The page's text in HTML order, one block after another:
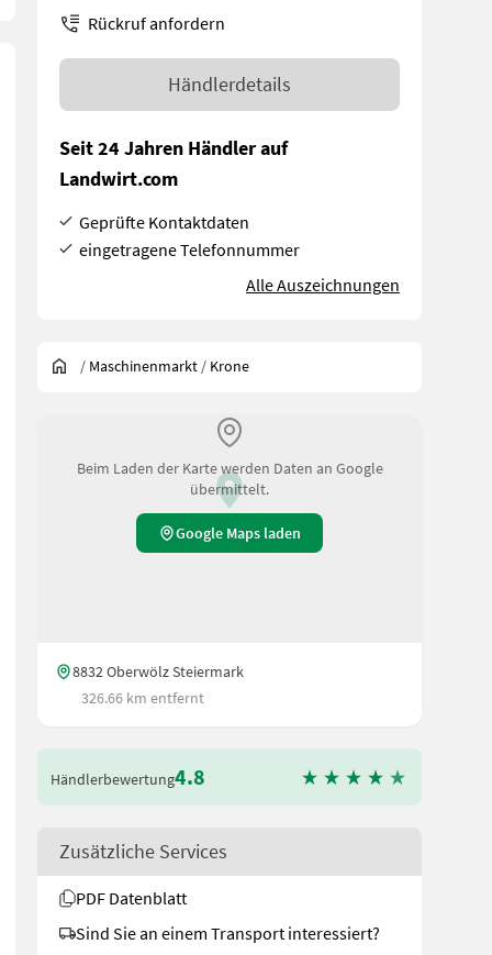
Kugelauge & Laufrolle - Einstellbare Dämpferstreben mit
Rückruf anfordern
Händlerdetails
Seit 24 Jahren Händler auf
Landwirt.com
Geprüfte Kontaktdaten
eingetragene Telefonnummer
Alle Auszeichnungen
/ Maschinenmarkt / Krone
Beim Laden der Karte werden Daten an Google
übermittelt.
Google Maps laden
8832 Oberwölz Steiermark
326.66 km entfernt
Händlerbewertung4.8
Zusätzliche Services
PDF Datenblatt
Sind Sie an einem Transport interessiert?